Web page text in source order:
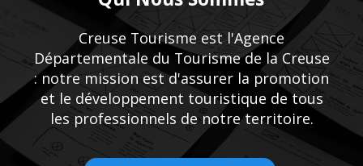
Creuse Tourisme est l'Agence
Départementale du Tourisme de la Creuse
: notre mission est d'assurer la promotion
et le développement touristique de tous
les professionnels de notre territoire.